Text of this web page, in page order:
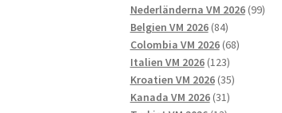
produkter
Nederländerna VM 2026 9999
Belgien VM 2026 8484
produkter
Colombia VM 2026 6868
Italien VM 2026 123123
produkter
Kroatien VM 2026 3535
Kanada VM 2026 3131